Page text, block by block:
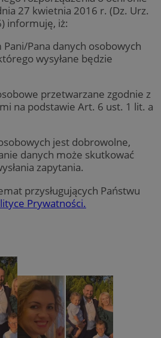
27 kwietnia 2016 r. (Dz. Urz.
informuję, iż:
Pana danych osobowych
wysyłane będzie
przetwarzane zgodnie z
na podstawie Art. 6 ust. 1 lit. a
jest dobrowolne,
danych może skutkować
zapytania.
przysługujących Państwu
Prywatności.